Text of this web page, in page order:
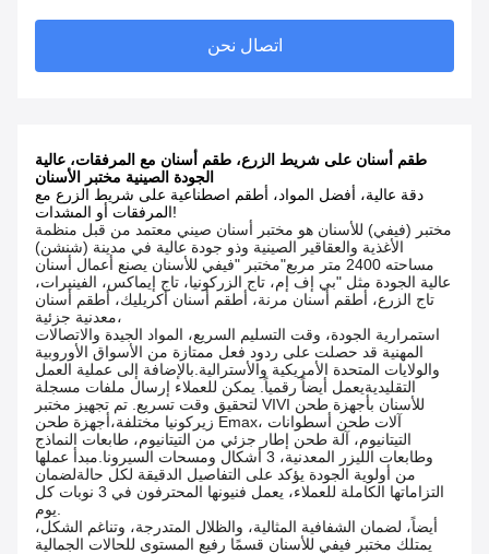
اتصال نحن
طقم أسنان على شريط الزرع، طقم أسنان مع المرفقات، عالية
الجودة الصينية مختبر الأسنان
دقة عالية، أفضل المواد، أطقم اصطناعية على شريط الزرع مع
المرفقات أو المشدات!
مختبر (فيفي) للأسنان هو مختبر أسنان صيني معتمد من قبل منظمة
الأغذية والعقاقير الصينية وذو جودة عالية في مدينة (شنشن)
مساحته 2400 متر مربع"مختبر "فيفي للأسنان يصنع أعمال أسنان
عالية الجودة مثل "بي إف إم، تاج الزركونيا، تاج إيماكس، الفينيرات،
تاج الزرع، أطقم أسنان مرنة، أطقم أسنان أكريليك، أطقم أسنان
معدنية جزئية،
استمرارية الجودة، وقت التسليم السريع، المواد الجيدة والاتصالات
المهنية قد حصلت على ردود فعل ممتازة من الأسواق الأوروبية
والولايات المتحدة الأمريكية والأسترالية.بالإضافة إلى عملية العمل
التقليديةيعمل أيضاً رقمياً. يمكن للعملاء إرسال ملفات مسجلة
لتحقيق وقت تسريع. تم تجهيز مختبر VIVI للأسنان بأجهزة طحن
زيركونيا مختلفة،أجهزة طحن Emax، آلات طحن أسطوانات
التيتانيوم، آلة طحن إطار جزئي من التيتانيوم، طابعات النماذج
وطابعات الليزر المعدنية، 3 أشكال ومسحات السيرونا.مبدأ عملها
من أولوية الجودة يؤكد على التفاصيل الدقيقة لكل حالةلضمان
التزاماتها الكاملة للعملاء، يعمل فنيونها المحترفون في 3 نوبات كل
أيضاً، لضمان الشفافية المثالية، والظلال المتدرجة، وتناغم الشكل،
يمتلك مختبر فيفي للأسنان قسمًا رفيع المستوى للحالات الجمالية